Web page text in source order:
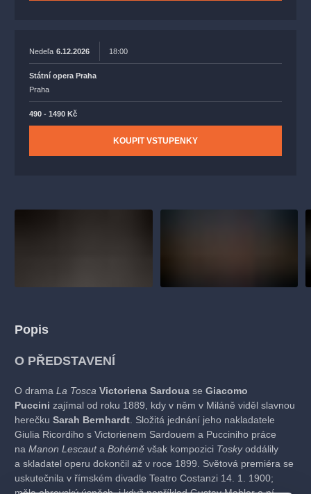
Nedeľa 6.12.2026 18:00
Státní opera Praha
Praha
490 - 1490 Kč
KOUPIT VSTUPENKY
Popis
O PŘEDSTAVENÍ
O drama La Tosca Victoriena Sardoua se Giacomo
Puccini zajímal od roku 1889, kdy v něm v Miláně viděl slavnou
herečku Sarah Bernhardt . Složitá jednání jeho nakladatele
Giulia Ricordiho s Victorienem Sardouem a Pucciniho práce
na Manon Lescauta Bohémě však kompozici Toskyoddálily
a skladatel operu dokončil až v roce 1899. Světová premiéra se
uskutečnila v římském divadle Teatro Costanzi 14. 1. 1900;